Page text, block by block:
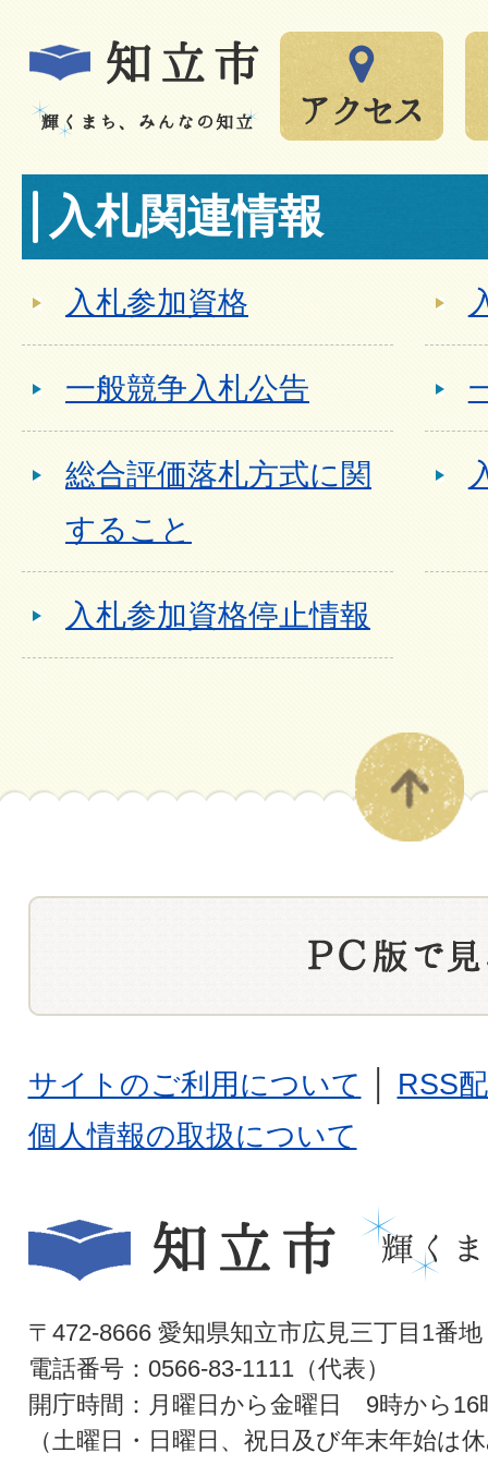
入札関連情報
入札参加資格
一般競争入札公告
総合評価落札方式に関
すること
入札参加資格停止情報
サイトのご利用について
RSS
個人情報の取扱について
〒472-8666 愛知県知立市広見三丁目1番地
電話番号：0566-83-1111（代表）
開庁時間：月曜日から金曜日 9時から16
（土曜日・日曜日、祝日及び年末年始は